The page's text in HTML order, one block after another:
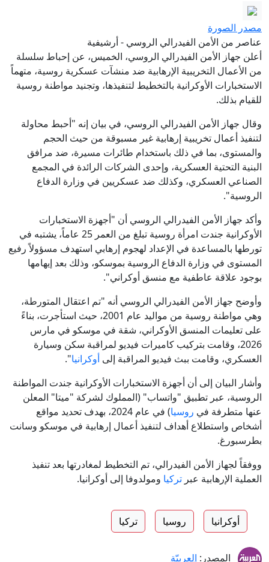
مصدر الصورة
عناصر من الأمن الفيدرالي الروسي - أرشيفية
أعلن جهاز الأمن الفيدرالي الروسي، الخميس، عن إحباط سلسلة
من الأعمال التخريبية الإرهابية ضد منشآت عسكرية روسية، متهماً
الاستخبارات الأوكرانية بالتخطيط لتنفيذها، وتجنيد مواطنة روسية
للقيام بذلك.
وقال جهاز الأمن الفيدرالي الروسي، في بيان إنه "أحبط محاولة
لتنفيذ أعمال تخريبية إرهابية غير مسبوقة من حيث الحجم
والمستوى، بما في ذلك باستخدام طائرات مسيرة، ضد مرافق
البنية التحتية العسكرية، وإحدى الشركات الرائدة في المجمع
الصناعي العسكري، وكذلك ضد عسكريين في وزارة الدفاع
الروسية".
وأكد جهاز الأمن الفيدرالي الروسي أن "أجهزة الاستخبارات
الأوكرانية جندت امرأة روسية تبلغ من العمر 25 عاماً، يشتبه في
تورطها بالمساعدة في الإعداد لهجوم إرهابي استهدف مسؤولاً رفيع
المستوى في وزارة الدفاع الروسية بموسكو، وذلك بعد إيهامها
بوجود علاقة عاطفية مع منسق أوكراني".
وأوضح جهاز الأمن الفيدرالي الروسي أنه "تم اعتقال المتورطة،
وهي مواطنة روسية من مواليد عام 2001، حيث استأجرت، بناءً
على تعليمات المنسق الأوكراني، شقة في موسكو في مارس
2026، وقامت بتركيب كاميرات فيديو لمراقبة سكن وسيارة
العسكري، وقامت ببث فيديو المراقبة إلى أوكرانيا".
وأشار البيان إلى أن أجهزة الاستخبارات الأوكرانية جندت المواطنة
الروسية، عبر تطبيق "واتساب" (المملوك لشركة "ميتا" المعلن
عنها متطرفة في روسيا
) في عام 2024، بهدف تحديد مواقع
أشخاص واستطلاع أهداف لتنفيذ أعمال إرهابية في موسكو وسانت
بطرسبورغ.
ووفقاً لجهاز الأمن الفيدرالي، تم التخطيط لمغادرتها بعد تنفيذ
العملية الإرهابية عبر تركيا ومولدوفا إلى أوكرانيا.
أوكرانيا روسيا تركيا
المصدر: العربيّة